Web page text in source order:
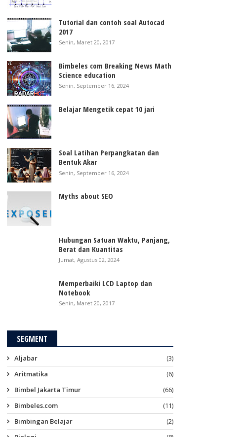
Tutorial dan contoh soal Autocad
2017
Senin, Maret 20, 2017
Bimbeles com Breaking News Math
Science education
Senin, September 16, 2024
Belajar Mengetik cepat 10 jari
Soal Latihan Perpangkatan dan
Bentuk Akar
Senin, September 16, 2024
Myths about SEO
Hubungan Satuan Waktu, Panjang,
Berat dan Kuantitas
Jumat, Agustus 02, 2024
Memperbaiki LCD Laptop dan
Notebook
Senin, Maret 20, 2017
SEGMENT
Aljabar
(3)
Aritmatika
(6)
Bimbel Jakarta Timur
(66)
Bimbeles.com
(11)
Bimbingan Belajar
(2)